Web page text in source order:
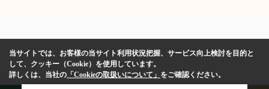
当サイトでは、お客様の当サイト利用状況把握、サービス向上検討を目的と
して、クッキー（Cookie）を使用しています。
詳しくは、当社の 「Cookieの取扱いについて」 をご確認ください。